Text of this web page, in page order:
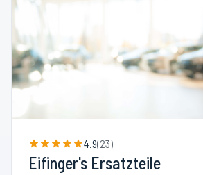
4.9(23)
Eifinger's Ersatzteile